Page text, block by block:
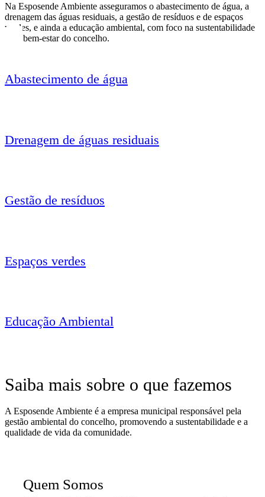
Na Esposende Ambiente asseguramos o abastecimento de água, a
drenagem das águas residuais, a gestão de resíduos e de espaços
verdes, e ainda a educação ambiental, com foco na sustentabilidade
e no bem-estar do concelho.
Abastecimento de água
Drenagem de águas residuais
Gestão de resíduos
Espaços verdes
Educação Ambiental
Saiba mais sobre o que fazemos
A Esposende Ambiente é a empresa municipal responsável pela
gestão ambiental do concelho, promovendo a sustentabilidade e a
qualidade de vida da comunidade.
Quem Somos